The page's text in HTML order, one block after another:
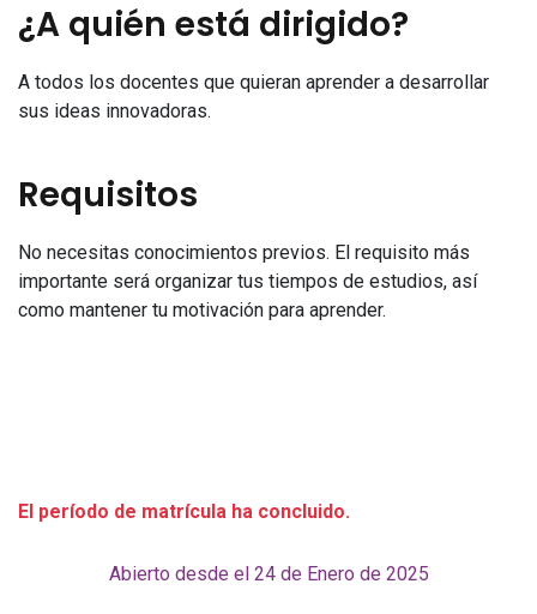
¿A quién está dirigido?
A todos los docentes que quieran aprender a desarrollar
sus ideas innovadoras.
Requisitos
No necesitas conocimientos previos. El requisito más
importante será organizar tus tiempos de estudios, así
como mantener tu motivación para aprender.
El período de matrícula ha concluido.
Abierto desde el 24 de Enero de 2025